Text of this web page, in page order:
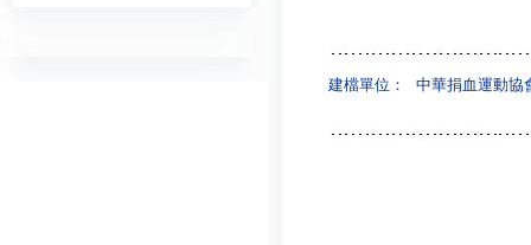
建檔單位： 中華捐血運動協